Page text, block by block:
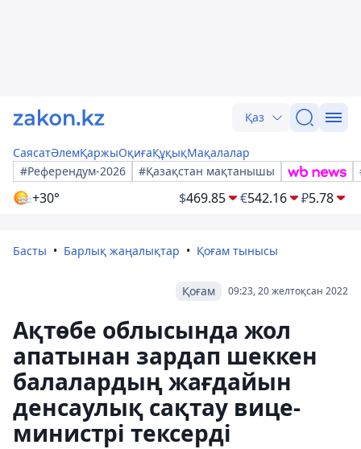
Қаз
СаясатӘлемҚаржыОқиғаҚұқықМақалалар
#Референдум-2026
#Қазақстан мақтанышы
+30° $469.85 €542.16 ₽5.78
Басты Барлық жаңалықтар Қоғам тынысы
09:23, 20 желтоқсан 2022
Қоғам
Ақтөбе облысында жол
апатынан зардап шеккен
балалардың жағдайын
денсаулық сақтау вице-
министрі тексерді